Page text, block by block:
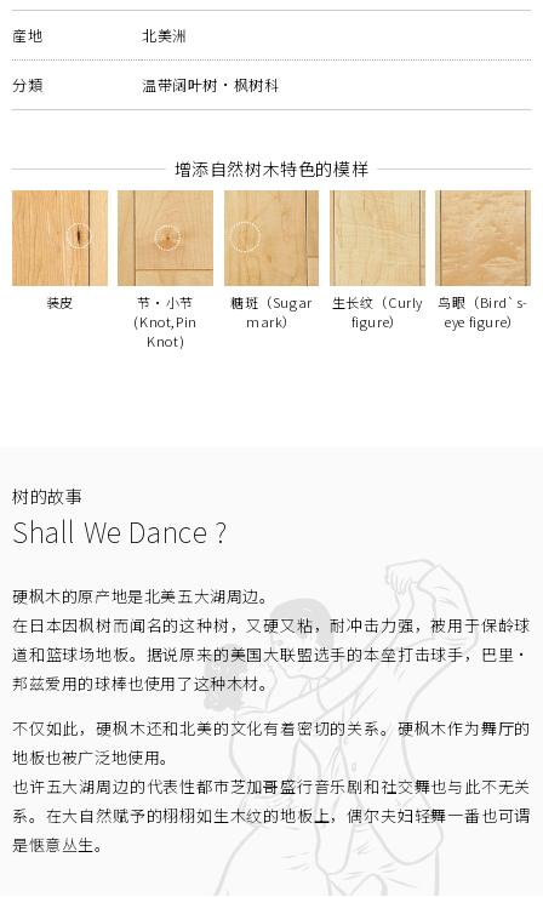
産地 北美洲
分類 温带阔叶树・枫树科
增添自然树木特色的模样
装皮
节・小节
(Knot,Pin
Knot)
糖斑（Sugar
mark）
生长纹（Curly
figure）
鸟眼（Bird`s-
eye figure）
树的故事
Shall We Dance ?
硬枫木的原产地是北美五大湖周边。
在日本因枫树而闻名的这种树，又硬又粘，耐冲击力强，被用于保龄球
道和篮球场地板。据说原来的美国大联盟选手的本垒打击球手，巴里·
邦兹爱用的球棒也使用了这种木材。
不仅如此，硬枫木还和北美的文化有着密切的关系。硬枫木作为舞厅的
地板也被广泛地使用。
也许五大湖周边的代表性都市芝加哥盛行音乐剧和社交舞也与此不无关
系。在大自然赋予的栩栩如生木纹的地板上，偶尔夫妇轻舞一番也可谓
是惬意丛生。